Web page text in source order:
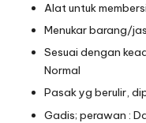
Alat untuk
Menukar barang/
Sesuai dengan
Normal
Pasak yg berulir,
Gadis; perawan :